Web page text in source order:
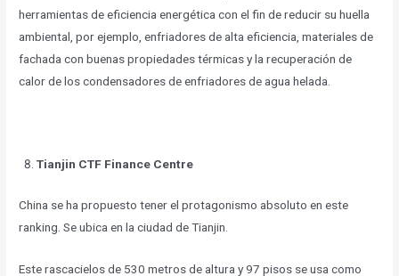
herramientas de eficiencia energética con el fin de reducir su huella
ambiental, por ejemplo, enfriadores de alta eficiencia, materiales de
fachada con buenas propiedades térmicas y la recuperación de
calor de los condensadores de enfriadores de agua helada.
Tianjin CTF Finance Centre
China se ha propuesto tener el protagonismo absoluto en este
ranking. Se ubica en la ciudad de Tianjin.
Este rascacielos de 530 metros de altura y 97 pisos se usa como